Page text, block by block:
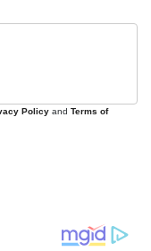
Policy and Terms of